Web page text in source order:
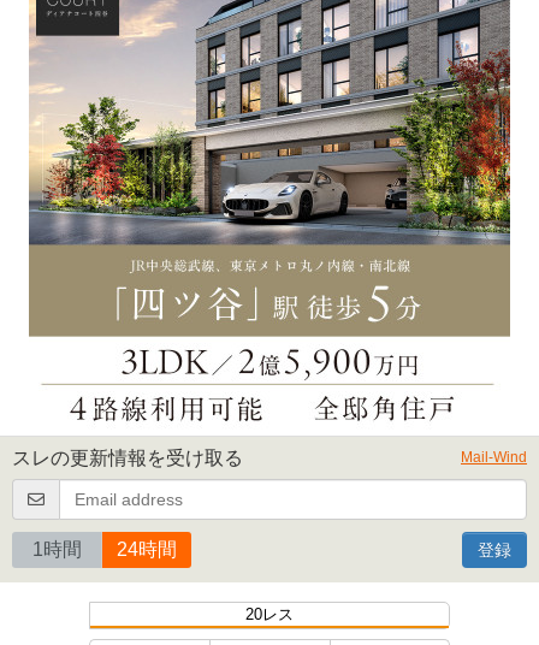
スレの更新情報を受け取る Mail-Wind
1時間 24時間 登録
20レス